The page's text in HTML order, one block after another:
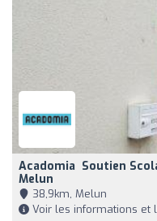
Acadomia ‍ Soutien
Melun
38,9km, Melun
Voir les informations et